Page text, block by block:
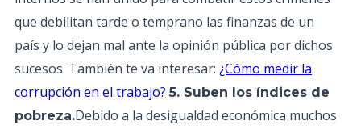
que debilitan tarde o temprano las finanzas de un
país y lo dejan mal ante la opinión pública por dichos
sucesos. También te va interesar: ¿Cómo medir la
corrupción en el trabajo? 5. Suben los índices de
pobreza.Debido a la desigualdad económica muchos